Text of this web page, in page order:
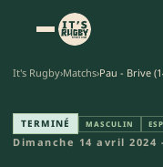
It's Rugby›Matchs›Pau - Brive
Section
TERMINÉ MASCULIN
Dimanche 14 avril 2024